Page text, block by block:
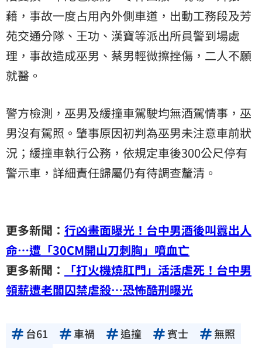
藉，事故一度占用內外側車道，出動工務段及芳
苑交通分隊、王功、漢寶等派出所員警到場處
理，事故造成巫男、蔡男輕微擦挫傷，二人不願
就醫。
警方檢測，巫男及緩撞車駕駛均無酒駕情事，巫
男沒有駕照。肇事原因初判為巫男未注意車前狀
況；緩撞車執行公務，依規定車後300公尺停有
警示車，詳細責任歸屬仍有待調查釐清。
更多新聞： 行凶畫面曝光！台中男酒後叫囂出人
命…遭「30CM開山刀刺胸」噴血亡
更多新聞：
「打火機燒肛門」活活虐死！台中男
領薪遭老闆囚禁虐殺…恐怖酷刑曝光
台61 車禍 追撞 賓士
無照